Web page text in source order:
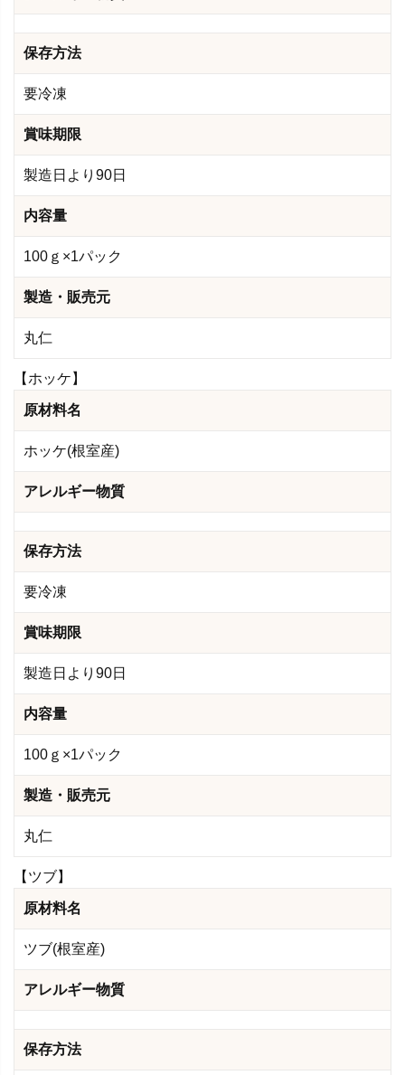
保存方法
要冷凍
賞味期限
製造日より90日
内容量
100ｇ×1パック
製造・販売元
丸仁
【ホッケ】
原材料名
ホッケ(根室産)
アレルギー物質
保存方法
要冷凍
賞味期限
製造日より90日
内容量
100ｇ×1パック
製造・販売元
丸仁
【ツブ】
原材料名
ツブ(根室産)
アレルギー物質
保存方法